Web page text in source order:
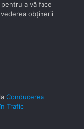
a vă face
obţinerii
Conducerea
Trafic